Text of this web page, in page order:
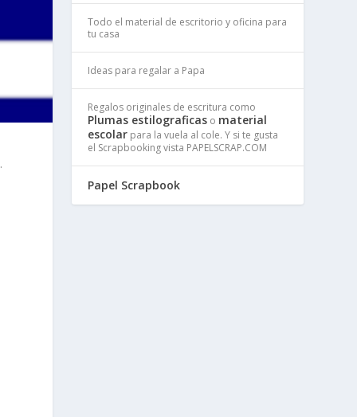
Todo el material de escritorio y oficina para
tu casa
Ideas para regalar a Papa
Regalos originales de escritura como
Plumas estilograficas o material
escolar para la vuela al cole. Y si te gusta
el Scrapbooking vista PAPELSCRAP.COM
Papel Scrapbook